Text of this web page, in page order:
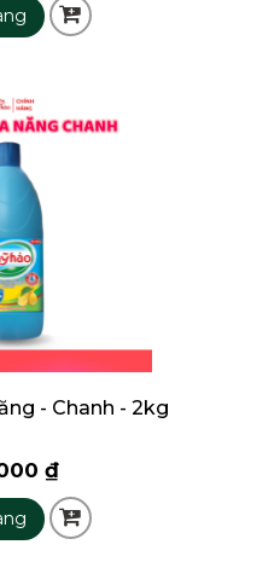
- Chanh - 2kg
₫